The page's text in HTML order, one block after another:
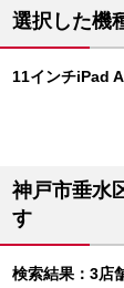
選択した機
11インチiPad
神戸市垂水
す
検索結果：3店